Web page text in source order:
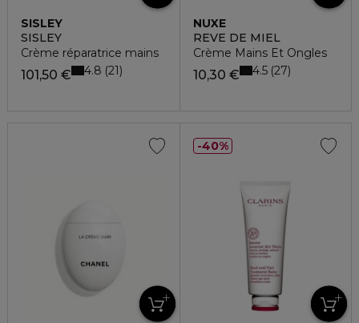
SISLEY
SISLEY
Crème réparatrice mains
101,50 € 4.8 21
NUXE
REVE DE MIEL
Crème Mains Et Ongles
10,30 € 4.5 27
40%